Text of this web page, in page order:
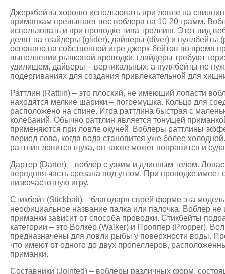
Джеркбейты хорошо использовать при ловле на
приманкам превышает вес воблера на 10-20 грамм.
использовать и при проводке типа троллинг. Этот вид
делят на глайдеры (glider), дайверы (diver) и пуллбейты
основано на собственной игре джерк-бейтов во время
выполнении рывковой проводки, глайдеры требуют
удилищем, дайверы – вертикальных, а пуллбейты не
подергиваниях для создания привлекательной для
Раттлин (Rattlin) – это плоский, не имеющий лопасти
находятся мелкие шарики – погремушка. Кольцо для
расположено на спине. Игра раттлина быстрая с
колебаний. Обычно раттлин является тонущей
применяются при ловле окуней. Воблеры раттлины
период лова, когда вода становится уже более
раттлин ловится щука, он также может понравится и
Дартер (Darter) – воблер с узким и длинным телом.
передняя часть срезана под углом. При проводке имеет
низкочастотную игру.
Стикбейт (Stickbait) – благодаря своей форме эта
неофициальное название палка или палочка. Воблер не
приманки зависит от способа проводки. Стикбейты
категории – это Волкер (Walker) и Проппер (Propper).
предназначены для ловли рыбы у поверхности воды.
что имеют от одного до двух пропеллеров,
приманки.
Составники (Jointed) – воблеры различных форм,